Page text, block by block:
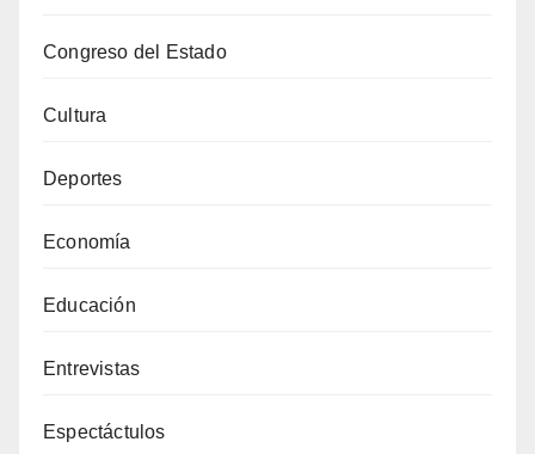
Congreso del Estado
Cultura
Deportes
Economía
Educación
Entrevistas
Espectáctulos